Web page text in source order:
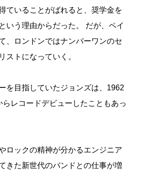
ていることがばれると、奨学金を
いう理由からだった。 だが、ペイ
、ロンドンではナンバーワンのセ
ストになっていく。
を目指していたジョンズは、1962
レコードデビューしたこともあっ
ロックの精神が分かるエンジニア
きた新世代のバンドとの仕事が増